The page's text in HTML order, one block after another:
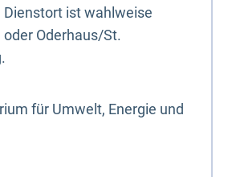
Dienstort ist wahlweise
Oderhaus/St.
für Umwelt, Energie und